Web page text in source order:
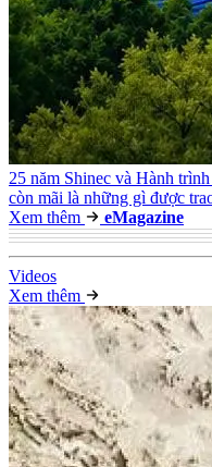
25 năm Shinec và Hành
còn mãi là những gì được
Xem thêm
eMagazine
Videos
Xem thêm